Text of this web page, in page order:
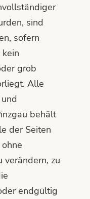
sind
sofern
grob
Alle
behält
der Seiten
verändern, zu
endgültig